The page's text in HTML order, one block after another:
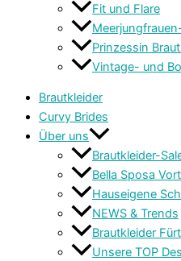
Fit und Flare
Prinzessin
Vintage- und
Brautkleider
Curvy Brides
Über uns
Brautkleider-
Bella Sposa
Hauseigene
NEWS & Trends
Brautkleider
Unsere TOP